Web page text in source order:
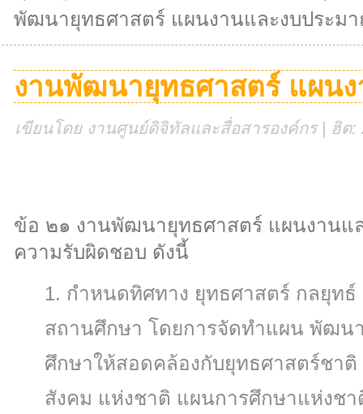
พัฒนายุทธศาสตร์ แผนงานและงบประม
งานพัฒนายุทธศาสตร์ แผน
เขียนโดย งานศูนย์ดิจิทัลและสื่อสารองค์กร | ฮิต:
ข้อ ๒๑ งานพัฒนายุทธศาสตร์ แผนงานแ
ความรับผิดชอบ ดังนี้
กําหนดทิศทาง ยุทธศาสตร์ กลยุท
สถานศึกษา โดยการจัดทําแผน พัฒน
ศึกษาให้สอดคล้องกับยุทธศาสตร์ชา
สังคม แห่งชาติ แผนการศึกษาแห่งช